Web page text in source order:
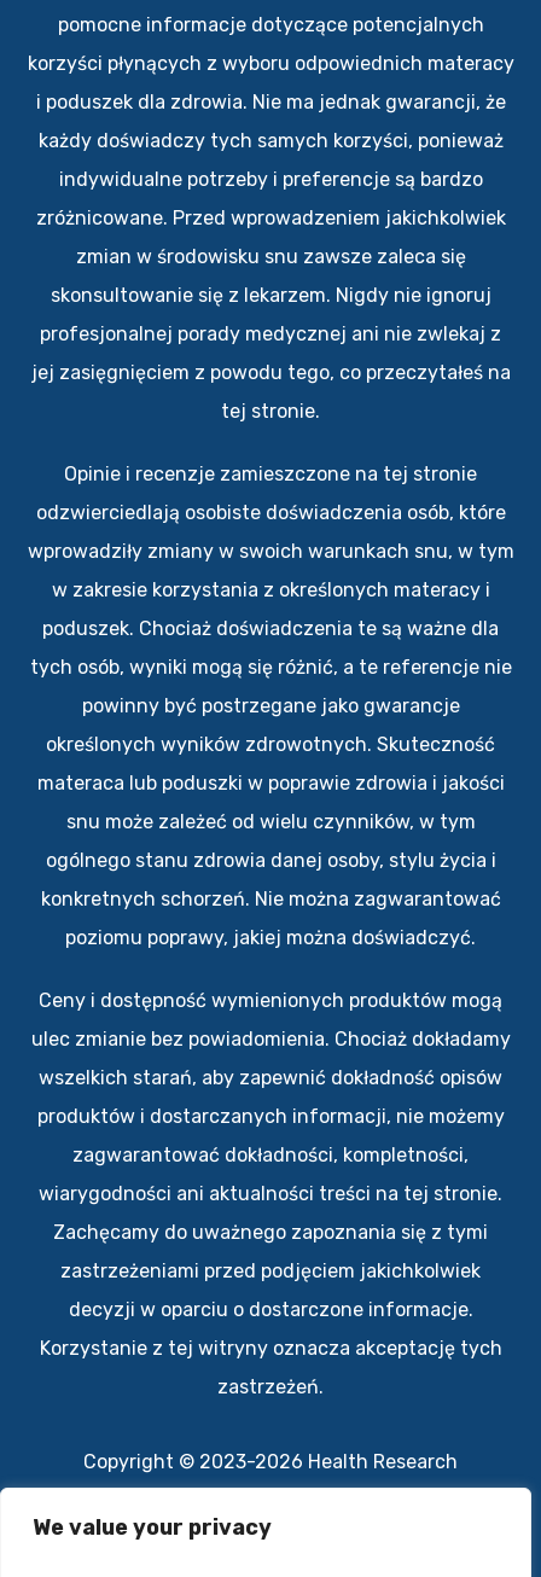
We value your privacy
pomocne informacje dotyczące potencjalnych
korzyści płynących z wyboru odpowiednich materacy
i poduszek dla zdrowia. Nie ma jednak gwarancji, że
każdy doświadczy tych samych korzyści, ponieważ
indywidualne potrzeby i preferencje są bardzo
zróżnicowane. Przed wprowadzeniem jakichkolwiek
zmian w środowisku snu zawsze zaleca się
skonsultowanie się z lekarzem. Nigdy nie ignoruj
profesjonalnej porady medycznej ani nie zwlekaj z
jej zasięgnięciem z powodu tego, co przeczytałeś na
tej stronie.
Opinie i recenzje zamieszczone na tej stronie
odzwierciedlają osobiste doświadczenia osób, które
wprowadziły zmiany w swoich warunkach snu, w tym
w zakresie korzystania z określonych materacy i
poduszek. Chociaż doświadczenia te są ważne dla
tych osób, wyniki mogą się różnić, a te referencje nie
powinny być postrzegane jako gwarancje
określonych wyników zdrowotnych. Skuteczność
materaca lub poduszki w poprawie zdrowia i jakości
snu może zależeć od wielu czynników, w tym
ogólnego stanu zdrowia danej osoby, stylu życia i
konkretnych schorzeń. Nie można zagwarantować
poziomu poprawy, jakiej można doświadczyć.
Ceny i dostępność wymienionych produktów mogą
ulec zmianie bez powiadomienia. Chociaż dokładamy
wszelkich starań, aby zapewnić dokładność opisów
produktów i dostarczanych informacji, nie możemy
zagwarantować dokładności, kompletności,
wiarygodności ani aktualności treści na tej stronie.
Zachęcamy do uważnego zapoznania się z tymi
zastrzeżeniami przed podjęciem jakichkolwiek
decyzji w oparciu o dostarczone informacje.
Korzystanie z tej witryny oznacza akceptację tych
zastrzeżeń.
Copyright © 2023-2026 Health Research